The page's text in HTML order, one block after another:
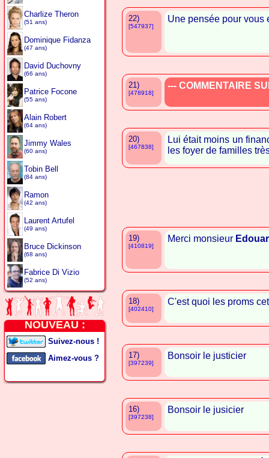
Charlize Theron
(51 ans)
Dominique Fidanza
(47 ans)
David Duchovny
(66 ans)
Patrice Focone
(55 ans)
Alain Robert
(64 ans)
Jimmy Wales
(60 ans)
Tobin Bell
(84 ans)
Ramon
(42 ans)
Laurent Artufel
(49 ans)
Bruce Dickinson
(68 ans)
Fabrice Di Vizio
(52 ans)
NOUVEAU :
Suivez-nous !
Aimez-vous ?
22)
[547937]
Une pensée pour vous
21)
[478918]
--- COMMENTAIRE
20)
[467838]
Lui était moins un
les foyer de familles
19)
[410819]
Merci monsieur
18)
[402410]
C'est quoi les proms
17)
[397239]
Bonsoir le justicier
16)
[397238]
Bonsoir le jusicier